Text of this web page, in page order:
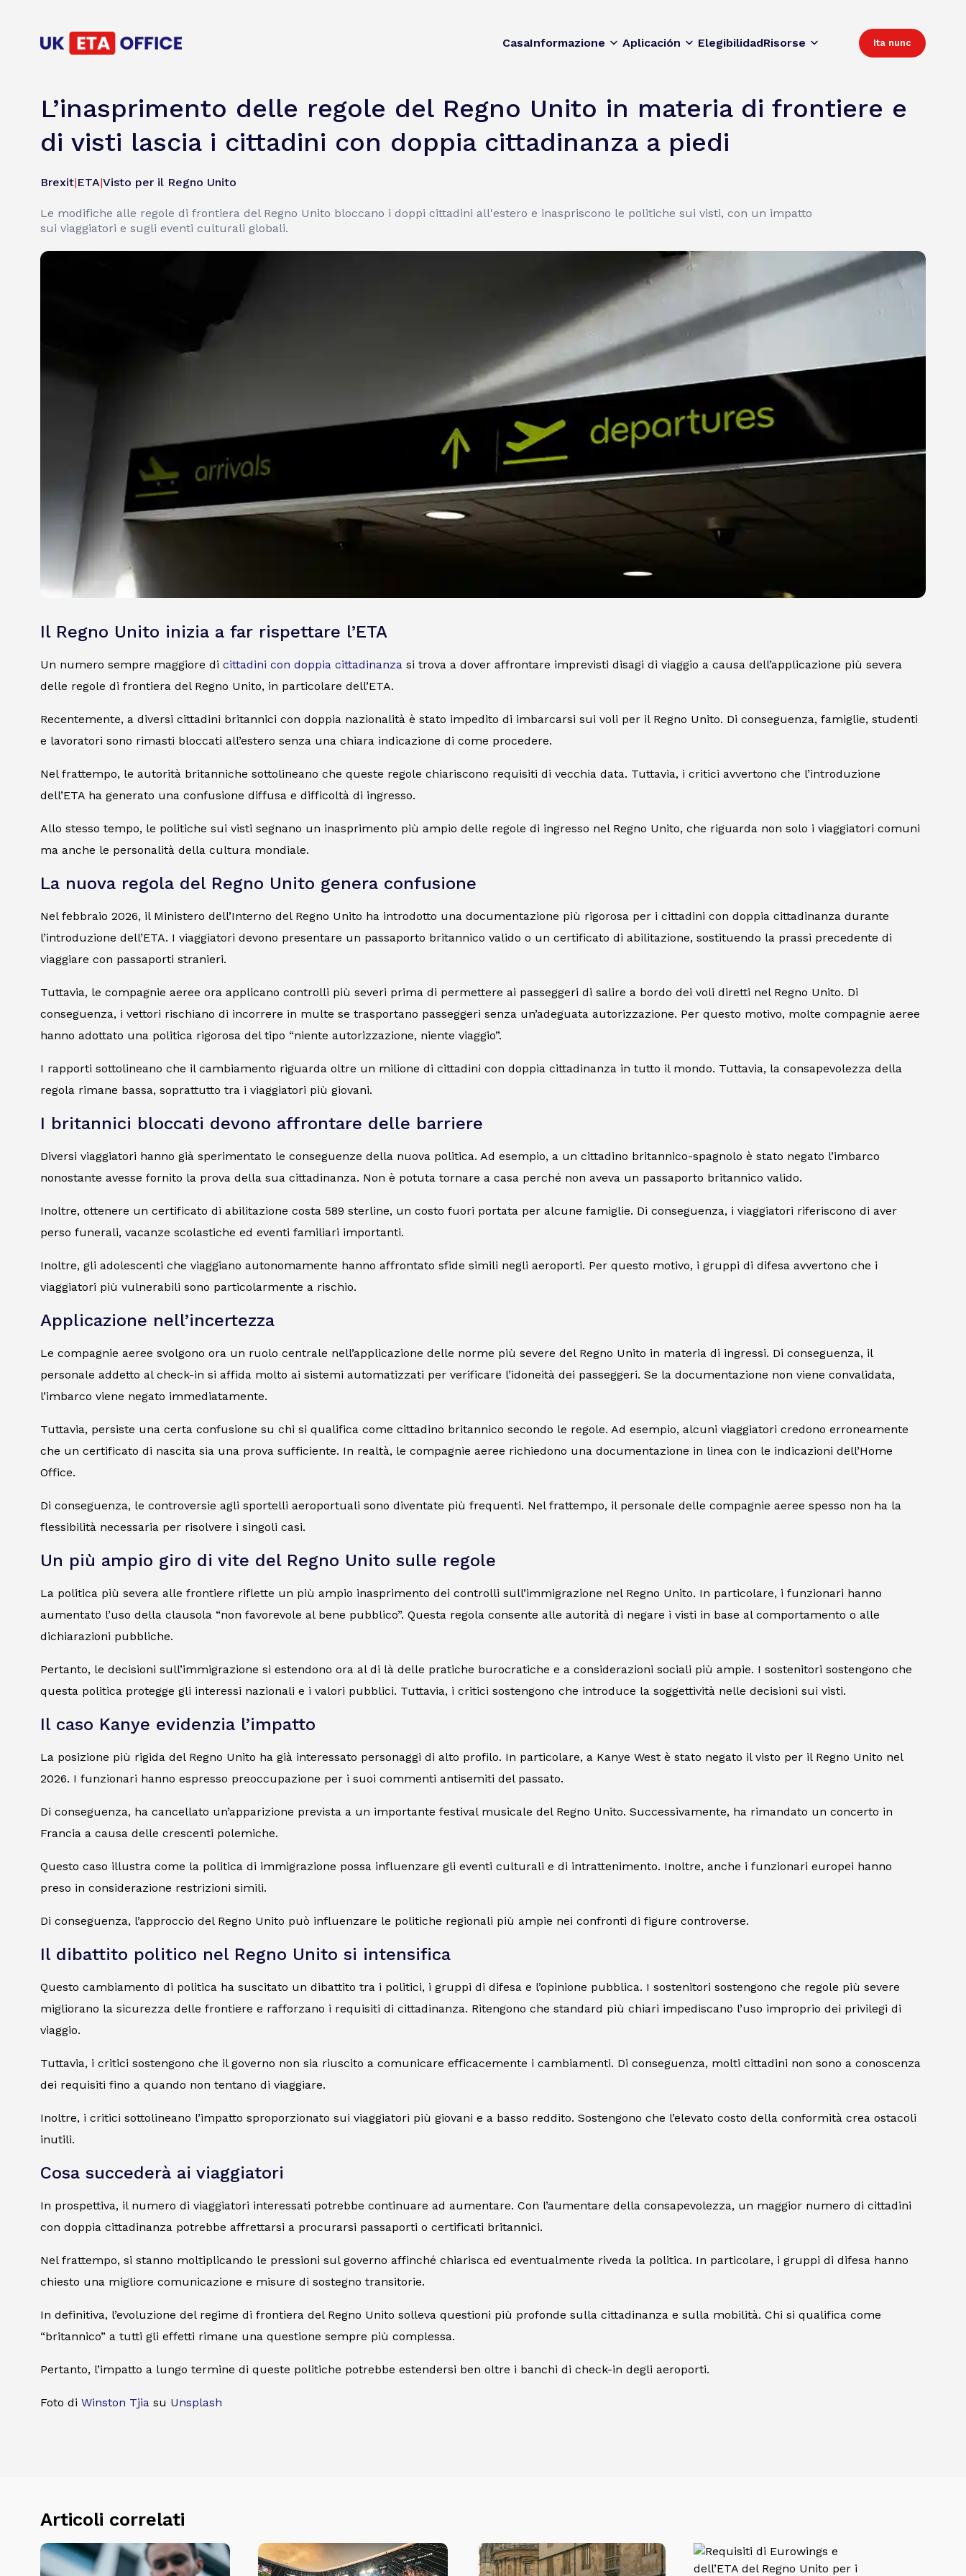
CasaInformazione Aplicación ElegibilidadRisorse Ita nunc
L’inasprimento delle regole del Regno Unito in materia di frontiere e
di visti lascia i cittadini con doppia cittadinanza a piedi
Brexit|ETA|Visto per il Regno Unito
Le modifiche alle regole di frontiera del Regno Unito bloccano i doppi cittadini all'estero e inaspriscono le politiche sui visti, con un impatto
sui viaggiatori e sugli eventi culturali globali.
Il Regno Unito inizia a far rispettare l’ETA
Un numero sempre maggiore di cittadini con doppia cittadinanza si trova a dover affrontare imprevisti disagi di viaggio a causa dell’applicazione più severa
delle regole di frontiera del Regno Unito, in particolare dell’ETA.
Recentemente, a diversi cittadini britannici con doppia nazionalità è stato impedito di imbarcarsi sui voli per il Regno Unito. Di conseguenza, famiglie, studenti
e lavoratori sono rimasti bloccati all’estero senza una chiara indicazione di come procedere.
Nel frattempo, le autorità britanniche sottolineano che queste regole chiariscono requisiti di vecchia data. Tuttavia, i critici avvertono che l’introduzione
dell’ETA ha generato una confusione diffusa e difficoltà di ingresso.
Allo stesso tempo, le politiche sui visti segnano un inasprimento più ampio delle regole di ingresso nel Regno Unito, che riguarda non solo i viaggiatori comuni
ma anche le personalità della cultura mondiale.
La nuova regola del Regno Unito genera confusione
Nel febbraio 2026, il Ministero dell’Interno del Regno Unito ha introdotto una documentazione più rigorosa per i cittadini con doppia cittadinanza durante
l’introduzione dell’ETA. I viaggiatori devono presentare un passaporto britannico valido o un certificato di abilitazione, sostituendo la prassi precedente di
viaggiare con passaporti stranieri.
Tuttavia, le compagnie aeree ora applicano controlli più severi prima di permettere ai passeggeri di salire a bordo dei voli diretti nel Regno Unito. Di
conseguenza, i vettori rischiano di incorrere in multe se trasportano passeggeri senza un’adeguata autorizzazione. Per questo motivo, molte compagnie aeree
hanno adottato una politica rigorosa del tipo “niente autorizzazione, niente viaggio”.
I rapporti sottolineano che il cambiamento riguarda oltre un milione di cittadini con doppia cittadinanza in tutto il mondo. Tuttavia, la consapevolezza della
regola rimane bassa, soprattutto tra i viaggiatori più giovani.
I britannici bloccati devono affrontare delle barriere
Diversi viaggiatori hanno già sperimentato le conseguenze della nuova politica. Ad esempio, a un cittadino britannico-spagnolo è stato negato l’imbarco
nonostante avesse fornito la prova della sua cittadinanza. Non è potuta tornare a casa perché non aveva un passaporto britannico valido.
Inoltre, ottenere un certificato di abilitazione costa 589 sterline, un costo fuori portata per alcune famiglie. Di conseguenza, i viaggiatori riferiscono di aver
perso funerali, vacanze scolastiche ed eventi familiari importanti.
Inoltre, gli adolescenti che viaggiano autonomamente hanno affrontato sfide simili negli aeroporti. Per questo motivo, i gruppi di difesa avvertono che i
viaggiatori più vulnerabili sono particolarmente a rischio.
Applicazione nell’incertezza
Le compagnie aeree svolgono ora un ruolo centrale nell’applicazione delle norme più severe del Regno Unito in materia di ingressi. Di conseguenza, il
personale addetto al check-in si affida molto ai sistemi automatizzati per verificare l’idoneità dei passeggeri. Se la documentazione non viene convalidata,
l’imbarco viene negato immediatamente.
Tuttavia, persiste una certa confusione su chi si qualifica come cittadino britannico secondo le regole. Ad esempio, alcuni viaggiatori credono erroneamente
che un certificato di nascita sia una prova sufficiente. In realtà, le compagnie aeree richiedono una documentazione in linea con le indicazioni dell’Home
Office.
Di conseguenza, le controversie agli sportelli aeroportuali sono diventate più frequenti. Nel frattempo, il personale delle compagnie aeree spesso non ha la
flessibilità necessaria per risolvere i singoli casi.
Un più ampio giro di vite del Regno Unito sulle regole
La politica più severa alle frontiere riflette un più ampio inasprimento dei controlli sull’immigrazione nel Regno Unito. In particolare, i funzionari hanno
aumentato l’uso della clausola “non favorevole al bene pubblico”. Questa regola consente alle autorità di negare i visti in base al comportamento o alle
dichiarazioni pubbliche.
Pertanto, le decisioni sull’immigrazione si estendono ora al di là delle pratiche burocratiche e a considerazioni sociali più ampie. I sostenitori sostengono che
questa politica protegge gli interessi nazionali e i valori pubblici. Tuttavia, i critici sostengono che introduce la soggettività nelle decisioni sui visti.
Il caso Kanye evidenzia l’impatto
La posizione più rigida del Regno Unito ha già interessato personaggi di alto profilo. In particolare, a Kanye West è stato negato il visto per il Regno Unito nel
2026. I funzionari hanno espresso preoccupazione per i suoi commenti antisemiti del passato.
Di conseguenza, ha cancellato un’apparizione prevista a un importante festival musicale del Regno Unito. Successivamente, ha rimandato un concerto in
Francia a causa delle crescenti polemiche.
Questo caso illustra come la politica di immigrazione possa influenzare gli eventi culturali e di intrattenimento. Inoltre, anche i funzionari europei hanno
preso in considerazione restrizioni simili.
Di conseguenza, l’approccio del Regno Unito può influenzare le politiche regionali più ampie nei confronti di figure controverse.
Il dibattito politico nel Regno Unito si intensifica
Questo cambiamento di politica ha suscitato un dibattito tra i politici, i gruppi di difesa e l’opinione pubblica. I sostenitori sostengono che regole più severe
migliorano la sicurezza delle frontiere e rafforzano i requisiti di cittadinanza. Ritengono che standard più chiari impediscano l’uso improprio dei privilegi di
viaggio.
Tuttavia, i critici sostengono che il governo non sia riuscito a comunicare efficacemente i cambiamenti. Di conseguenza, molti cittadini non sono a conoscenza
dei requisiti fino a quando non tentano di viaggiare.
Inoltre, i critici sottolineano l’impatto sproporzionato sui viaggiatori più giovani e a basso reddito. Sostengono che l’elevato costo della conformità crea ostacoli
inutili.
Cosa succederà ai viaggiatori
In prospettiva, il numero di viaggiatori interessati potrebbe continuare ad aumentare. Con l’aumentare della consapevolezza, un maggior numero di cittadini
con doppia cittadinanza potrebbe affrettarsi a procurarsi passaporti o certificati britannici.
Nel frattempo, si stanno moltiplicando le pressioni sul governo affinché chiarisca ed eventualmente riveda la politica. In particolare, i gruppi di difesa hanno
chiesto una migliore comunicazione e misure di sostegno transitorie.
In definitiva, l’evoluzione del regime di frontiera del Regno Unito solleva questioni più profonde sulla cittadinanza e sulla mobilità. Chi si qualifica come
“britannico” a tutti gli effetti rimane una questione sempre più complessa.
Pertanto, l’impatto a lungo termine di queste politiche potrebbe estendersi ben oltre i banchi di check-in degli aeroporti.
Foto di Winston Tjia su Unsplash
Articoli correlati